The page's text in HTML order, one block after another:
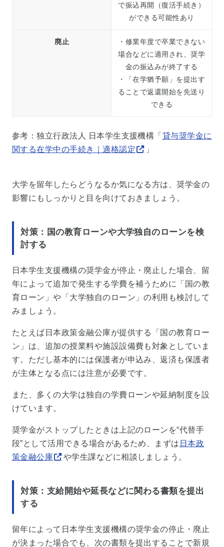
で振込再開（復活手続き）
ができる可能性あり
廃止
・修業年度で卒業できない
場合などに適用され、奨学
金の振込みが終了する
・「在学猶予願」を提出す
ることで返還開始を先送り
できる
参考：独立行政法人 日本学生支援機構「 貸与奨学金に
関する在学中の手続き｜適格認定
」
大学を留年したらどうなるか気になる方は、奨学金の
影響にもしっかりと目を向けておきましょう。
対策：国の教育ローンや大学独自のローンを検
討する
日本学生支援機構の奨学金が停止・廃止した場合、留
年によって追加で発生する学費を補うために「国の教
育ローン」や「大学独自のローン」の利用も検討して
みましょう。
たとえば日本政策金融公庫が提供する「国の教育ロー
ン」は、追加の授業料や施設設備費も対象としていま
す。ただし基本的には保護者が申込み、返済も保護者
が主体となる点には注意が必要です。
また、多くの大学は独自の学費ローンや延納制度を設
けています。
奨学金がストップしたときは上記のローンを“代替手
段”として活用できる場合があるため、まずは 日本政
策金融公庫
や学生課などに相談しましょう。
対策：支給開始や延長などに関わる書類を提出
する
留年によって日本学生支援機構の奨学金の停止・廃止
が決まった場合でも、次の書類を提出することで新規